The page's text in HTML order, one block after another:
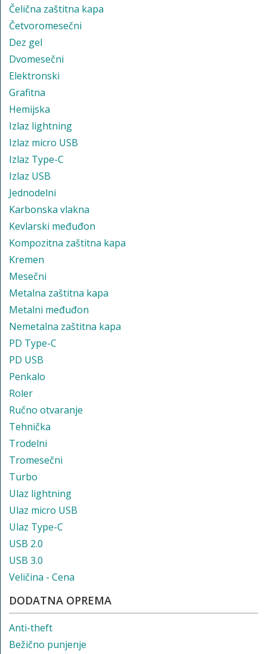
Čelična zaštitna kapa
Četvoromesečni
Dez gel
Dvomesečni
Elektronski
Grafitna
Hemijska
Izlaz lightning
Izlaz micro USB
Izlaz Type-C
Izlaz USB
Jednodelni
Karbonska vlakna
Kevlarski međuđon
Kompozitna zaštitna kapa
Kremen
Mesečni
Metalna zaštitna kapa
Metalni međuđon
Nemetalna zaštitna kapa
PD Type-C
PD USB
Penkalo
Roler
Ručno otvaranje
Tehnička
Trodelni
Tromesečni
Turbo
Ulaz lightning
Ulaz micro USB
Ulaz Type-C
USB 2.0
USB 3.0
Veličina - Cena
DODATNA OPREMA
Anti-theft
Bežično punjenje